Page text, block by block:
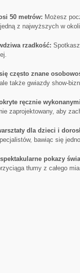
50​ metrów: Możesz
z najwyższych ‌w​
rzadkość:
często znane
także gwiazdy show-
ręcznie
zaprojektowany, aby
dla dzieci i
​bawiąc się
pokazy
tłumy z⁢ całego